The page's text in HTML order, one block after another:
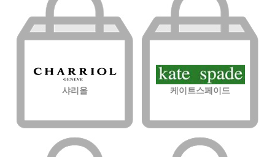
샤리올 케이트스페이드